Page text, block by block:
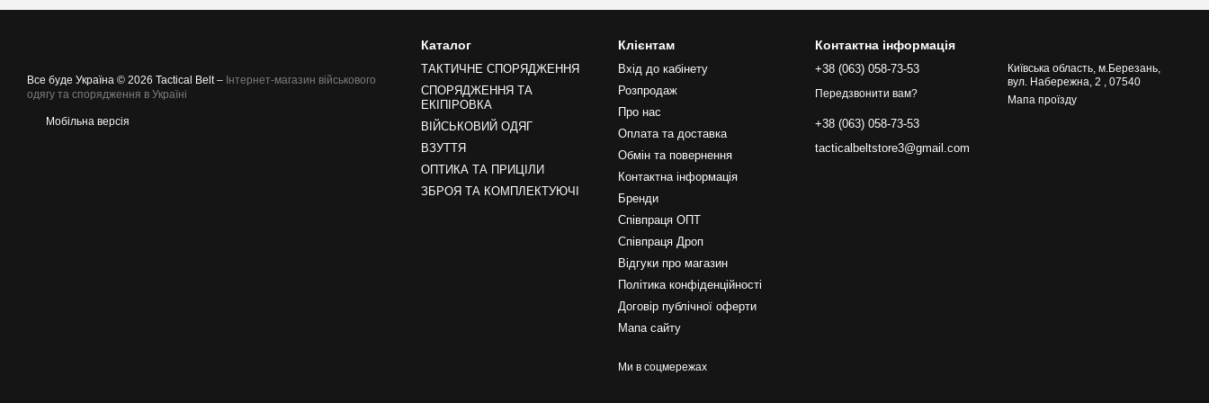
Все буде Україна © 2026 Tactical Belt – Інтернет-магазин військового
одягу та спорядження в Україні
Мобільна версія
Каталог
ТАКТИЧНЕ СПОРЯДЖЕННЯ
СПОРЯДЖЕННЯ ТА
ЕКІПІРОВКА
ВІЙСЬКОВИЙ ОДЯГ
ВЗУТТЯ
ОПТИКА ТА ПРИЦІЛИ
ЗБРОЯ ТА КОМПЛЕКТУЮЧІ
Клієнтам
Вхід до кабінету
Розпродаж
Про нас
Оплата та доставка
Обмін та повернення
Контактна інформація
Бренди
Співпраця ОПТ
Співпраця Дроп
Відгуки про магазин
Політика конфіденційності
Договір публічної оферти
Мапа сайту
Ми в соцмережах
Контактна інформація
+38 (063) 058-73-53
Передзвонити вам?
+38 (063) 058-73-53
tacticalbeltstore3@gmail.com
Київська область, м.Березань,
вул. Набережна, 2 , 07540
Мапа проїзду